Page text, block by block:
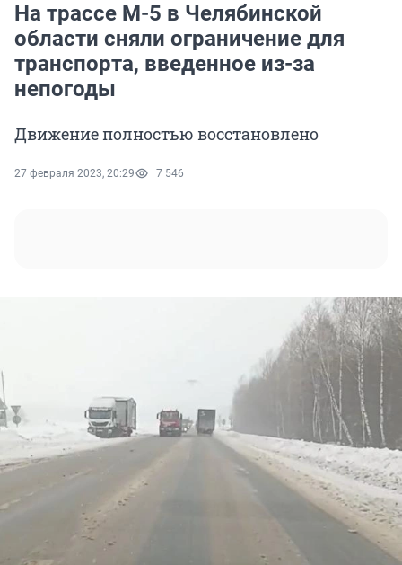
На трассе М-5 в Челябинской
области сняли ограничение для
транспорта, введенное из-за
непогоды
Движение полностью восстановлено
27 февраля 2023, 20:29 7 546